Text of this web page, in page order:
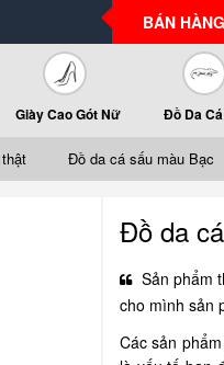
BÁN
Giày Cao Gót Nữ Đồ Da
Đồ da cá sấu màu Bạc
Đồ da
Sản phẩm
cho mình sản
Các sản